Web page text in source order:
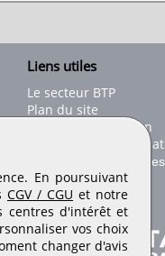
Liens utiles
Le secteur BTP
Plan du site
Conseils d'utilisation
Conditions de
Paramètres des cookies
En poursuivant
CGV / CGU et notre
centres d'intérêt et
vos choix
changer d'avis